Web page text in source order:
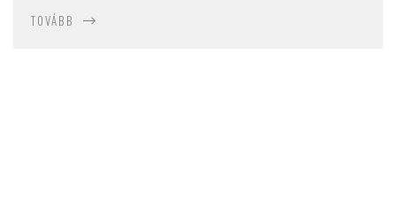
TOVÁBB